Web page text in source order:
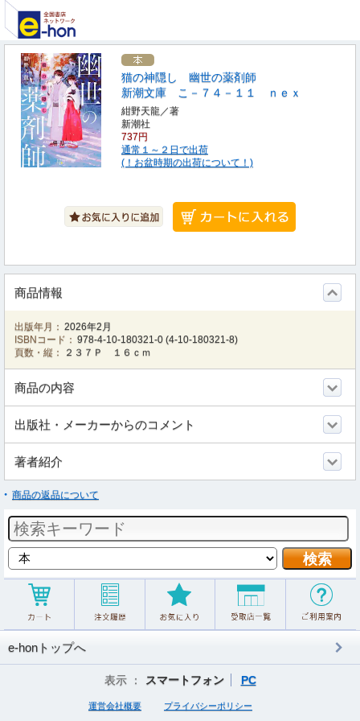
猫の神隠し 幽世の薬剤師
新潮文庫 こ－７４－１１ ｎｅｘ
紺野天龍／著
新潮社
737円
通常１～２日で出荷
(！お盆時期の出荷について！)
商品情報
出版年月： 2026年2月
ISBNコード： 978-4-10-180321-0 (4-10-180321-8)
頁数・縦：
２３７Ｐ １６ｃｍ
商品の内容
出版社・メーカーからのコメント
著者紹介
商品の返品について
e-honトップへ
表示 ： スマートフォン PC
運営会社概要 プライバシーポリシー